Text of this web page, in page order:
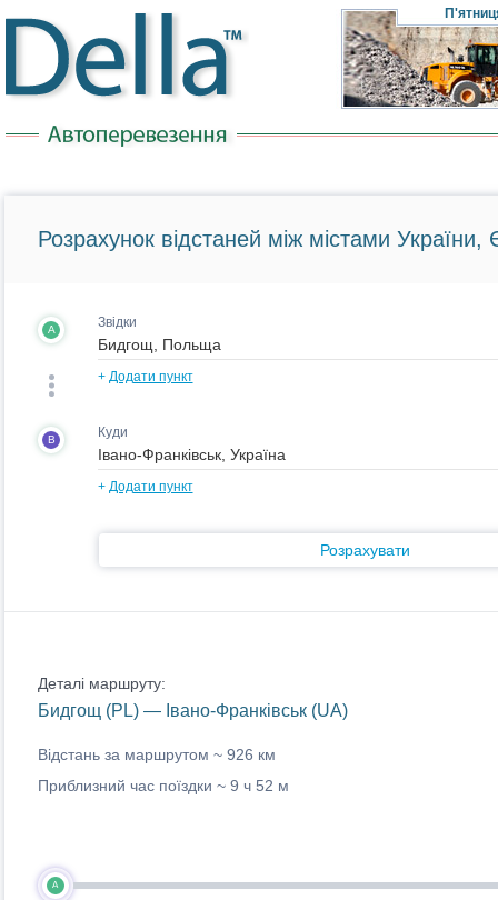
Розрахунок відстаней між містами України,
A Звідки
+ Додати пункт
B Куди
+ Додати пункт
Розрахувати
Деталі маршруту:
Бидгощ (PL) — Івано-Франківськ (UA)
Відстань за маршрутом ~ 926 км
Приблизний час поїздки ~ 9 ч 52 м
A